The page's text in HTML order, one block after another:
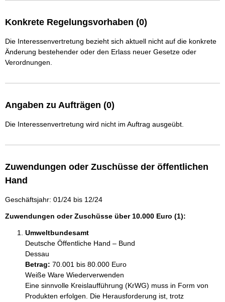
Konkrete Regelungsvorhaben (0)
Die Interessenvertretung bezieht sich aktuell nicht auf die konkrete
Änderung bestehender oder den Erlass neuer Gesetze oder
Verordnungen.
Angaben zu Aufträgen (0)
Die Interessenvertretung wird nicht im Auftrag ausgeübt.
Zuwendungen oder Zuschüsse der öffentlichen
Hand
Geschäftsjahr: 01/24 bis 12/24
Zuwendungen oder Zuschüsse über 10.000 Euro (1):
Umweltbundesamt
Deutsche Öffentliche Hand – Bund
Dessau
Betrag: 70.001 bis 80.000 Euro
Weiße Ware Wiederverwenden
Eine sinnvolle Kreislaufführung (KrWG) muss in Form von
Produkten erfolgen. Die Herausforderung ist, trotz